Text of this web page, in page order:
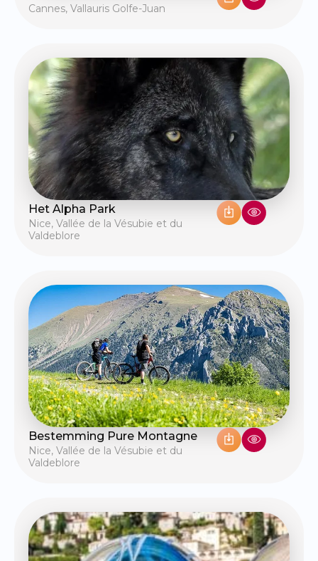
Cannes, Vallauris Golfe-Juan
Het Alpha Park
Nice, Vallée de la Vésubie et du
Valdeblore
Bestemming Pure Montagne
Nice, Vallée de la Vésubie et du
Valdeblore